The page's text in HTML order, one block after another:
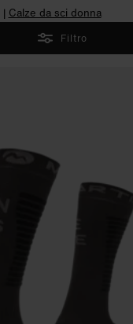
| Calze da sci donna
Filtro